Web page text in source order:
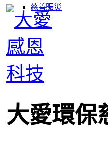
慈善賑災
大愛環保